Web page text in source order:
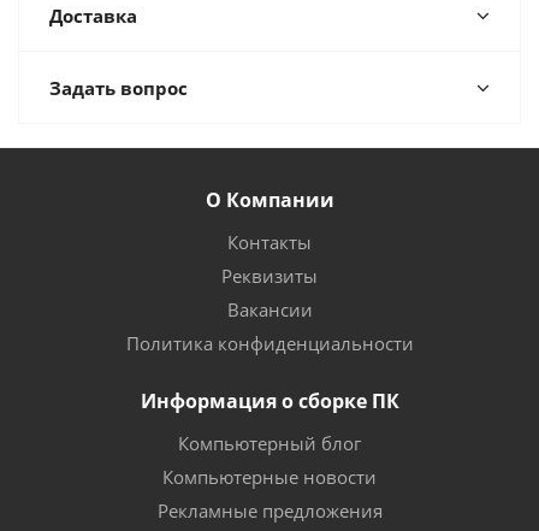
Доставка
Задать вопрос
О Компании
Контакты
Реквизиты
Вакансии
Политика конфиденциальности
Информация о сборке ПК
Компьютерный блог
Компьютерные новости
Рекламные предложения